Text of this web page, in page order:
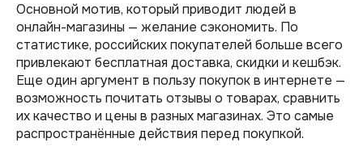
Основной мотив, который приводит людей в
онлайн-магазины — желание сэкономить. По
статистике, российских покупателей больше всего
привлекают бесплатная доставка, скидки и кешбэк.
Еще один аргумент в пользу покупок в интернете —
возможность почитать отзывы о товарах, сравнить
их качество и цены в разных магазинах. Это самые
распространённые действия перед покупкой.